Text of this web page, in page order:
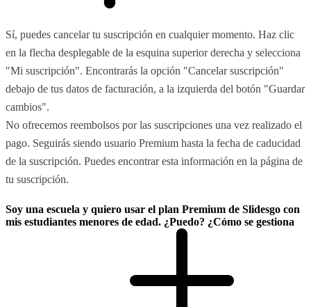
Sí, puedes cancelar tu suscripción en cualquier momento. Haz clic
en la flecha desplegable de la esquina superior derecha y selecciona
"Mi suscripción". Encontrarás la opción "Cancelar suscripción"
debajo de tus datos de facturación, a la izquierda del botón "Guardar
cambios".
No ofrecemos reembolsos por las suscripciones una vez realizado el
pago. Seguirás siendo usuario Premium hasta la fecha de caducidad
de la suscripción. Puedes encontrar esta información en la página de
tu suscripción.
Soy una escuela y quiero usar el plan Premium de Slidesgo con
mis estudiantes menores de edad. ¿Puedo? ¿Cómo se gestiona